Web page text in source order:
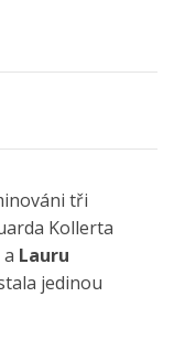
tři
Kollerta
Lauru
jedinou